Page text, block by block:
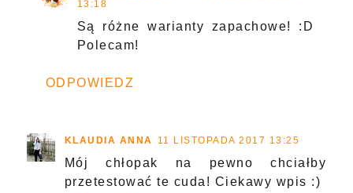
13:18
Są różne warianty zapachowe! :D
Polecam!
ODPOWIEDZ
KLAUDIA ANNA 11 LISTOPADA 2017 13:25
Mój chłopak na pewno chciałby
przetestować te cuda! Ciekawy wpis :)